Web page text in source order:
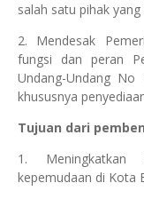
salah satu pihak
2. Mendesak
fungsi dan peran
Undang-Undang
khususnya
Tujuan dari
1. Meningkatkan
kepemudaan di Kota